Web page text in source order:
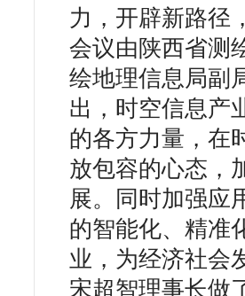
力，开辟新路径
会议由陕西省测
绘地理信息局副
出，时空信息产
的各方力量，在
放包容的心态，
展。同时加强应
的智能化、精准
业，为经济社会
宋超智理事长做